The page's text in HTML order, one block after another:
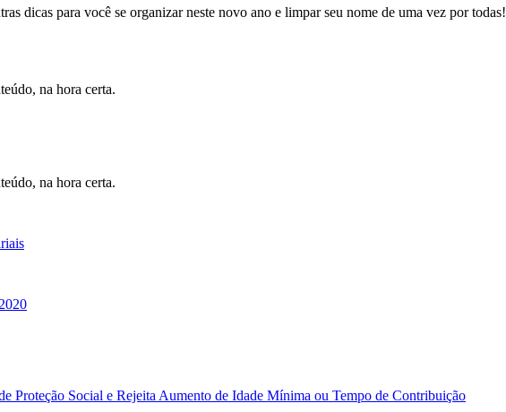
dicas para você se organizar neste novo ano e limpar seu nome de uma vez por todas!
na hora certa.
na hora certa.
Proteção Social e Rejeita Aumento de Idade Mínima ou Tempo de Contribuição